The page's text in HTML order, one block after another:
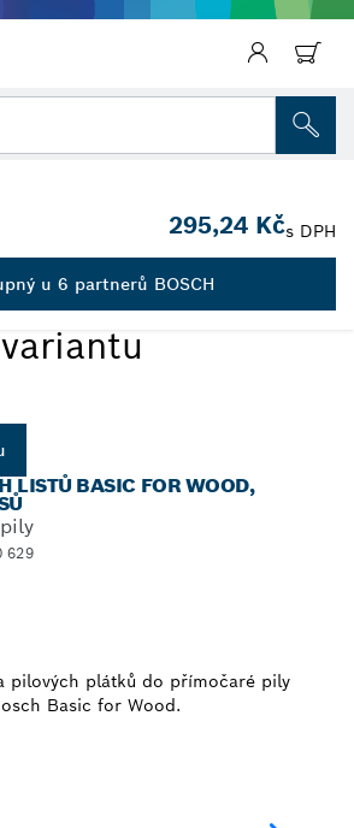
plátků Robust Line Basic for Wood, se
LISTŮ BASIC FOR WOOD,
629
plátků pro kmitací
295,24 Kčs DPH
u 6 partnerů BOSCH